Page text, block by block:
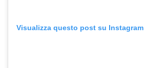
Visualizza questo post su Instagram